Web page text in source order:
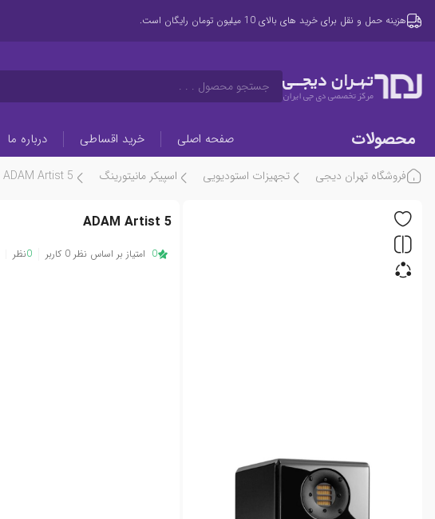
هزینه حمل و نقل برای خرید های بالای 10 میلیون تومان رایگان است.
تهـران دیجــی
مرکز تخصصی دی جی ایران
جستجو محصول . . .
محصولات صفحه اصلی خرید اقساطی درباره ما
فروشگاه تهران دیجی تجهیزات استودیویی اسپیکر مانیتورینگ ADAM Artist 5
ADAM Artist 5
0 امتیاز بر اساس نظر 0 کاربر 0نظر